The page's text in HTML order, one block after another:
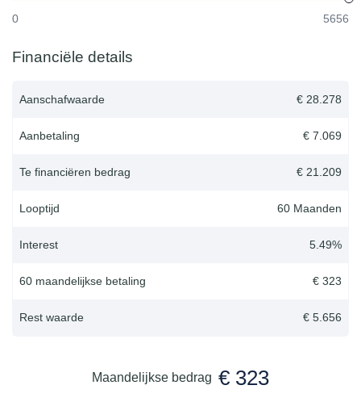
0 5656
Financiële details
Aanschafwaarde € 28.278
Aanbetaling € 7.069
Te financiëren bedrag € 21.209
Looptijd 60 Maanden
Interest 5.49%
60 maandelijkse betaling € 323
Rest waarde € 5.656
Maandelijkse bedrag € 323